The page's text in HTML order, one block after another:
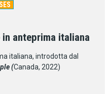
anteprima italiana
italiana, introdotta dal
(Canada, 2022)